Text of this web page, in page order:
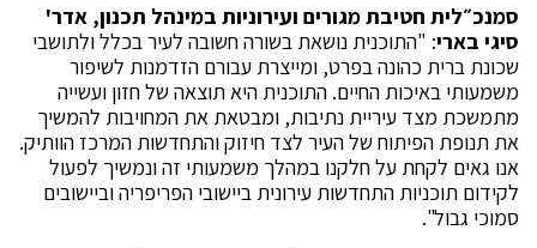
סמנכ״לית חטיבת מגורים ועירוניות במינהל תכנון, אדר'
סיגי בארי: "התוכנית נושאת בשורה חשובה לעיר בכלל ולתושבי
שכונת ברית כהונה בפרט, ומייצרת עבורם הזדמנות לשיפור
משמעותי באיכות החיים. התוכנית היא תוצאה של חזון ועשייה
מתמשכת מצד עיריית נתיבות, ומבטאת את המחויבות להמשיך
את תנופת הפיתוח של העיר לצד חיזוק והתחדשות המרכז הוותיק.
אנו גאים לקחת על חלקנו במהלך משמעותי זה ונמשיך לפעול
לקידום תוכניות התחדשות עירונית ביישובי הפריפריה וביישובים
סמוכי גבול".